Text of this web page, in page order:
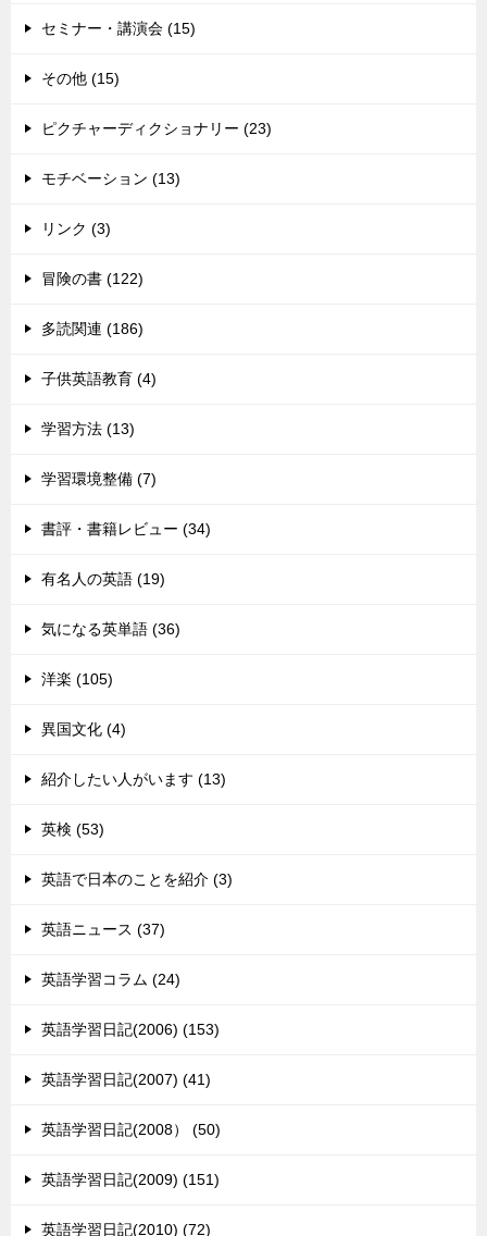
セミナー・講演会 (15)
その他 (15)
ピクチャーディクショナリー (23)
モチベーション (13)
リンク (3)
冒険の書 (122)
多読関連 (186)
子供英語教育 (4)
学習方法 (13)
学習環境整備 (7)
書評・書籍レビュー (34)
有名人の英語 (19)
気になる英単語 (36)
洋楽 (105)
異国文化 (4)
紹介したい人がいます (13)
英検 (53)
英語で日本のことを紹介 (3)
英語ニュース (37)
英語学習コラム (24)
英語学習日記(2006) (153)
英語学習日記(2007) (41)
英語学習日記(2008） (50)
英語学習日記(2009) (151)
英語学習日記(2010) (72)